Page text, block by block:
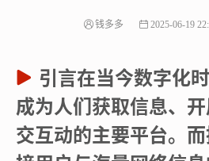
钱多多 2025-06-19
引言在当今数字化
成为人们获取信息、
交互动的主要平台。